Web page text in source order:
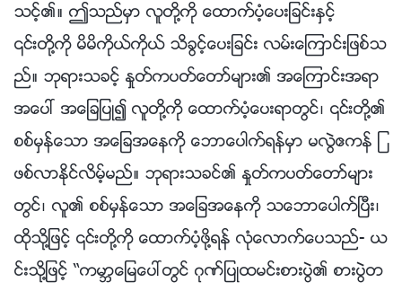
သင့္၏။ ဤသည္မွာ လူတို႔ကို ေထာက္ပံ့ေပးျခင္းႏွင့္
၎တို႔ကို မိမိကိုယ္ကိုယ္ သိခြင့္ေပးျခင္း လမ္းေၾကာင္းျဖစ္သ
ည္။ ဘုရားသခင့္ ႏႈတ္ကပတ္ေတာ္မ်ား၏ အေၾကာင္းအရာ
အေပၚ အေျချပဳ၍ လူတို႔ကို ေထာက္ပံ့ေပးရာတြင္၊ ၎တို႔၏
စစ္မွန္ေသာ အေျခအေနကို ေဘာေပါက္ရန္မွာ မလြဲဧကန္ ျ
ဖစ္လာႏိုင္လိမ့္မည္။ ဘုရားသခင္၏ ႏႈတ္ကပတ္ေတာ္မ်ား
တြင္၊ လူ၏ စစ္မွန္ေသာ အေျခအေနကို သေဘာေပါက္ၿပီး၊
ထိုသို႔ျဖင့္ ၎တို႔ကို ေထာက္ပံ့ဖို႔ရန္ လုံေလာက္ေပသည္- ယ
င္းသို႔ျဖင့္ “ကမာၻေျမေပၚတြင္ ဂုဏ္ျပဳထမင္းစားပြဲ၏ စားပြဲတ